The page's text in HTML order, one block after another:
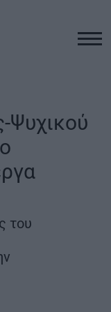
Ψυχικού
του